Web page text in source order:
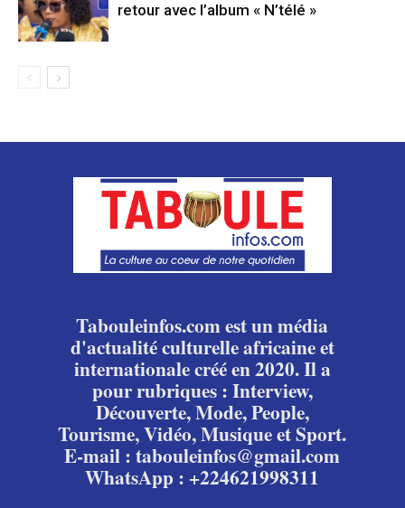
retour avec l’album « N’télé »
Tabouleinfos.com est un média
d'actualité culturelle africaine et
internationale créé en 2020. Il a
pour rubriques : Interview,
Découverte, Mode, People,
Tourisme, Vidéo, Musique et Sport.
E-mail : tabouleinfos@gmail.com
WhatsApp : +224621998311